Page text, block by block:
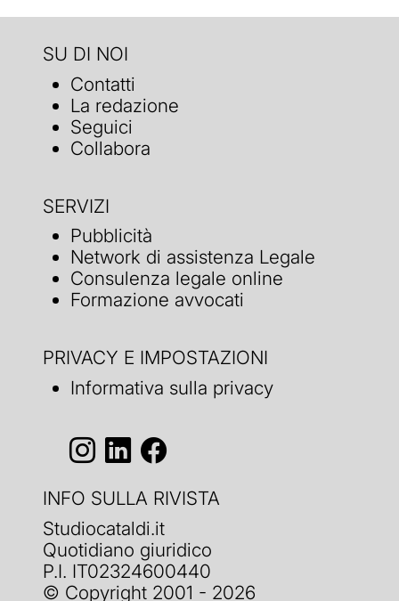
SU DI NOI
Contatti
La redazione
Seguici
Collabora
SERVIZI
Pubblicità
Network di assistenza Legale
Consulenza legale online
Formazione avvocati
PRIVACY E IMPOSTAZIONI
Informativa sulla privacy
INFO SULLA RIVISTA
Studiocataldi.it
Quotidiano giuridico
P.I. IT02324600440
© Copyright 2001 - 2026